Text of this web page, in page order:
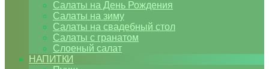
Салаты на День Рождения
Салаты на зиму
Салаты на свадебный стол
Салаты с гранатом
Слоеный салат
НАПИТКИ